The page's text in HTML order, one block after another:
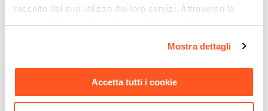
raccolto dal suo utilizzo dei loro servizi. Attraverso la
sezione "Mostra dettagli" è possibile gestire le proprie
momento. Per maggiori informazioni si invita a leggere la
nostraCookie Policy.
Mostra dettagli
Accetta tutti i cookie